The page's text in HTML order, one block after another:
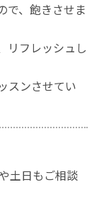
で、飽きさせま
リフレッシュし
スンさせてい
土日もご相談